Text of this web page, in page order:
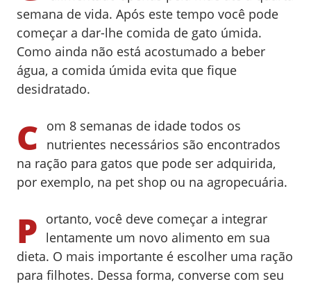
semana de vida. Após este tempo você pode
começar a dar-lhe comida de gato úmida.
Como ainda não está acostumado a beber
água, a comida úmida evita que fique
desidratado.
C om 8 semanas de idade todos os
nutrientes necessários são encontrados
na ração para gatos que pode ser adquirida,
por exemplo, na pet shop ou na agropecuária.
P ortanto, você deve começar a integrar
lentamente um novo alimento em sua
dieta. O mais importante é escolher uma ração
para filhotes. Dessa forma, converse com seu